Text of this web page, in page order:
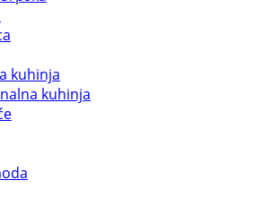
kuhinja
kuhinja